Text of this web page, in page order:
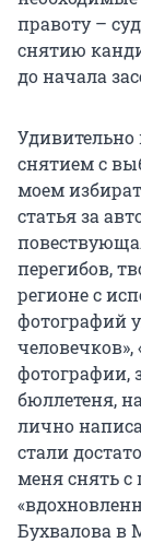
правоту –
снятию
до начала
снятием с
моем
статья за
перегибов,
регионе с
фотографий
фотографии,
бюллетеня,
лично
стали
меня снять с
Бухвалова в